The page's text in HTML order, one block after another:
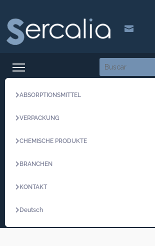

ABSORPTIONSMITTEL
VERPACKUNG
CHEMISCHE PRODUKTE
BRANCHEN
KONTAKT
Deutsch